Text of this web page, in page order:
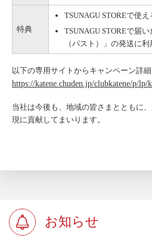
特典
TSUNAGU STOREで使
TSUNAGU STOREで届
（パスト）」の発送に
以下の専用サイトからキャンペーン詳
https://katene.chuden.jp/clubkatene/p/lp/
当社は今後も、地域の皆さまとともに
現に貢献してまいります。
お知らせ